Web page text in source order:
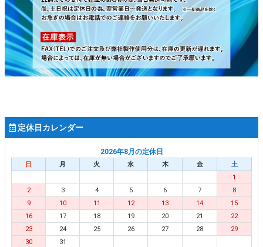
定休日カレンダー
2026年8月の定休日
日 月 火 水 木 金
土
1
2
3 4 5 6 7
8
9
10 11 12 13 14
15
16
17 18 19 20 21
22
23
24 25 26 27 28
29
30
31